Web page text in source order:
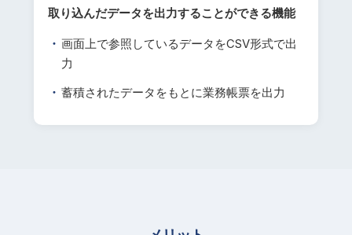
取り込んだデータを出力することができる機能
画面上で参照しているデータをCSV形式で出
力
蓄積されたデータをもとに業務帳票を出力